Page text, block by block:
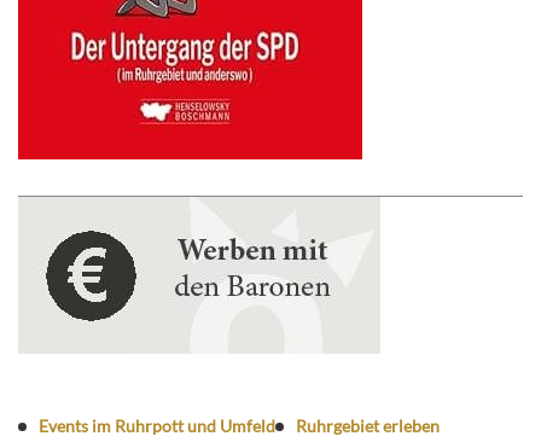
Events im Ruhrpott und Umfeld Ruhrgebiet erleben